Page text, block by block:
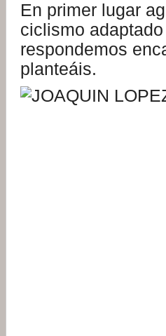
En primer lugar
ciclismo
respondemos
planteáis.